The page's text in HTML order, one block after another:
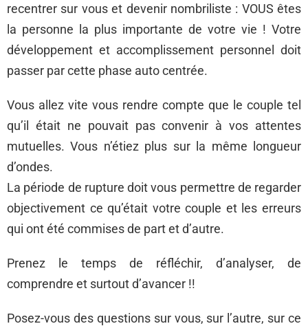
recentrer sur vous et devenir nombriliste : VOUS êtes
la personne la plus importante de votre vie ! Votre
développement et accomplissement personnel doit
passer par cette phase auto centrée.
Vous allez vite vous rendre compte que le couple tel
qu’il était ne pouvait pas convenir à vos attentes
mutuelles. Vous n’étiez plus sur la même longueur
d’ondes.
La période de rupture doit vous permettre de regarder
objectivement ce qu’était votre couple et les erreurs
qui ont été commises de part et d’autre.
Prenez le temps de réfléchir, d’analyser, de
comprendre et surtout d’avancer !!
Posez-vous des questions sur vous, sur l’autre, sur ce